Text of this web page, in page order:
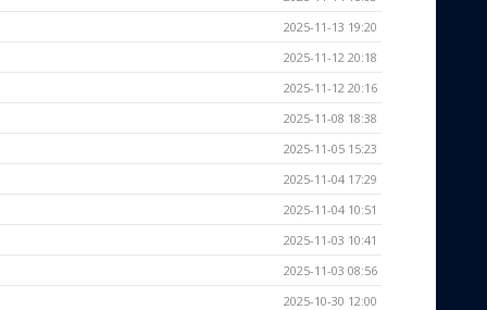
2025-11-13 19:20
2025-11-12 20:18
2025-11-12 20:16
2025-11-08 18:38
2025-11-05 15:23
2025-11-04 17:29
2025-11-04 10:51
2025-11-03 10:41
2025-11-03 08:56
2025-10-30 12:00